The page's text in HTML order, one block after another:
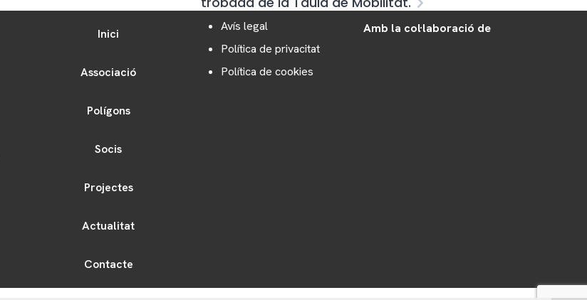
Inici
Associació
Polígons
Socis
Projectes
Actualitat
Contacte
Avís legal
Política de privacitat
Política de cookies
Amb la col·laboració de